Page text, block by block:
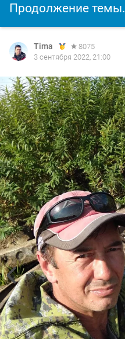
Продолжение темы.
Tima
8075
3 сентября 2022, 21:00